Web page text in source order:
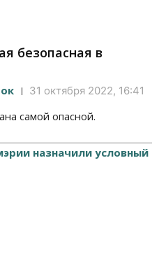
безопасная в
31 октября 2022, 16:41
самой опасной.